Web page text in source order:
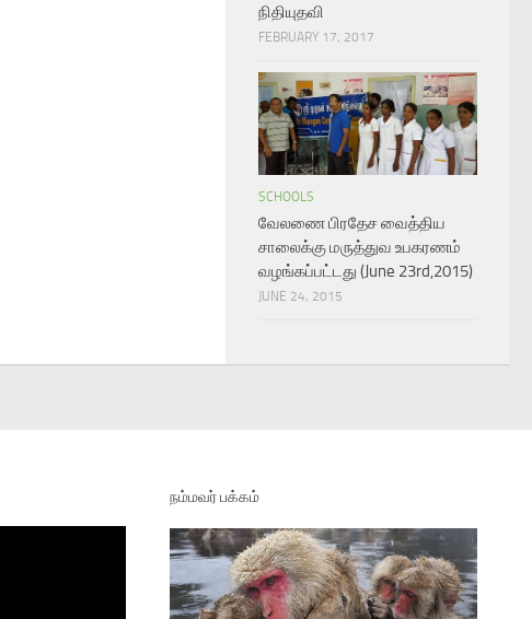
நிதியுதவி
FEBRUARY 17, 2017
SCHOOLS
வேலணை பிரதேச வைத்திய
சாலைக்கு மருத்துவ உபகரணம்
வழங்கப்பட்டது (June 23rd,2015)
JUNE 24, 2015
நம்மவர் பக்கம்